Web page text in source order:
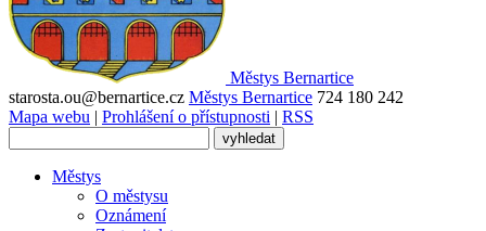
Městys Bernartice
starosta.ou@bernartice.cz Městys Bernartice 724 180 242
Mapa webu | Prohlášení o přístupnosti | RSS
Městys
O městysu
Oznámení